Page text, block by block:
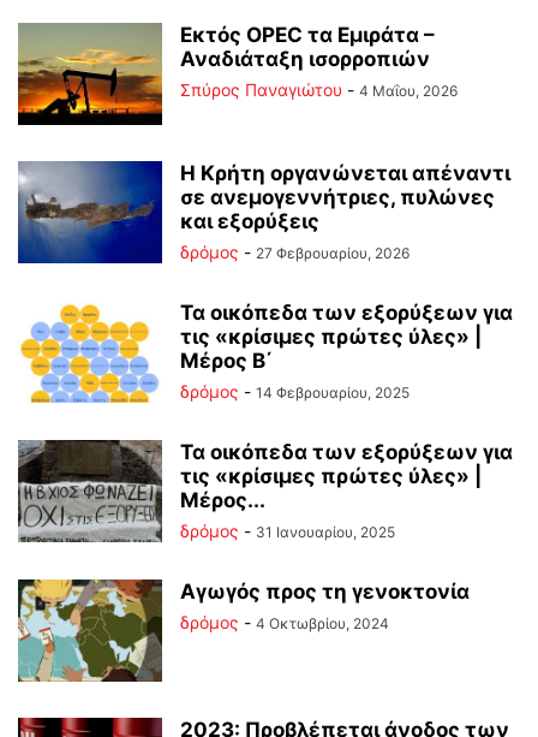
Εκτός OPEC τα Εμιράτα –
Αναδιάταξη ισορροπιών
Σπύρος Παναγιώτου - 4 Μαΐου, 2026
Η Κρήτη οργανώνεται απέναντι
σε ανεμογεννήτριες, πυλώνες
και εξορύξεις
δρόμος - 27 Φεβρουαρίου, 2026
Τα οικόπεδα των εξορύξεων για
τις «κρίσιμες πρώτες ύλες» |
Μέρος B΄
δρόμος - 14 Φεβρουαρίου, 2025
Τα οικόπεδα των εξορύξεων για
τις «κρίσιμες πρώτες ύλες» |
Μέρος...
δρόμος - 31 Ιανουαρίου, 2025
Αγωγός προς τη γενοκτονία
δρόμος - 4 Οκτωβρίου, 2024
2023: Προβλέπεται άνοδος των